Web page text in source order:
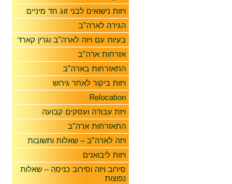
ויזות נישואים לבני זוג חד מיניים
הגירה לארה"ב
בעיות עם ויזה לארה"ב וגרין קארד
אזרחות ארה"ב
התאזרחות בארה"ב
ויזות ביקור לאחר גירוש
Relocation
ויזת עבודה ועסקים קבועה
התאזרחות ארה"ב
ויזה לארה"ב – שאלות ותשובות
ויזות ליבואנים
סירוב ויזה וסירוב כניסה – שאלות
נפוצות